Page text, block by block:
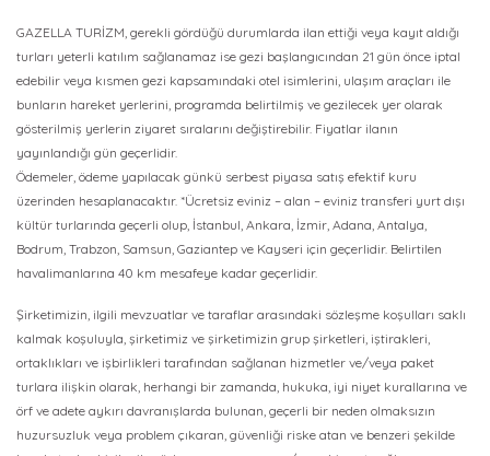
GAZELLA TURİZM, gerekli gördüğü durumlarda ilan ettiği veya kayıt aldığı
turları yeterli katılım sağlanamaz ise gezi başlangıcından 21 gün önce iptal
edebilir veya kısmen gezi kapsamındaki otel isimlerini, ulaşım araçları ile
bunların hareket yerlerini, programda belirtilmiş ve gezilecek yer olarak
gösterilmiş yerlerin ziyaret sıralarını değiştirebilir. Fiyatlar ilanın
yayınlandığı gün geçerlidir.
Ödemeler, ödeme yapılacak günkü serbest piyasa satış efektif kuru
üzerinden hesaplanacaktır. *Ücretsiz eviniz – alan – eviniz transferi yurt dışı
kültür turlarında geçerli olup, İstanbul, Ankara, İzmir, Adana, Antalya,
Bodrum, Trabzon, Samsun, Gaziantep ve Kayseri için geçerlidir. Belirtilen
havalimanlarına 40 km mesafeye kadar geçerlidir.
Şirketimizin, ilgili mevzuatlar ve taraflar arasındaki sözleşme koşulları saklı
kalmak koşuluyla, şirketimiz ve şirketimizin grup şirketleri, iştirakleri,
ortaklıkları ve işbirlikleri tarafından sağlanan hizmetler ve/veya paket
turlara ilişkin olarak, herhangi bir zamanda, hukuka, iyi niyet kurallarına ve
örf ve adete aykırı davranışlarda bulunan, geçerli bir neden olmaksızın
huzursuzluk veya problem çıkaran, güvenliği riske atan ve benzeri şekilde